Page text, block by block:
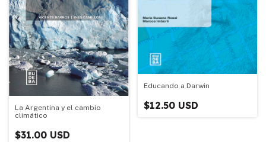
La Argentina y el cambio
climático
$31.00 USD
Educando a Darwin
$12.50 USD